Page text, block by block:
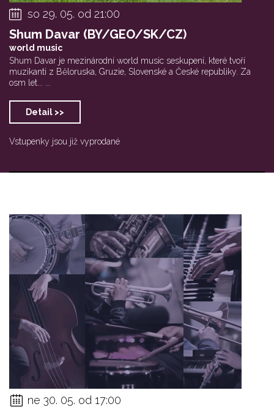
so 29. 05. od 21:00
Shum Davar (BY/GEO/SK/CZ)
world music
Shum Davar je mezinárodní world music seskupení, které tvoří
muzikanti z Běloruska, Gruzie, Slovenské a České republiky. Za
osm let... ...
Detail >>
Vstupenky jsou již vyprodané
ne 30. 05. od 17:00